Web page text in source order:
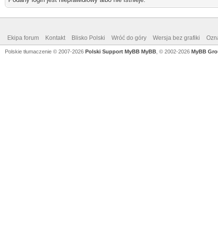
Ekipa forum Kontakt Blisko Polski Wróć do góry Wersja bez grafiki
Polskie tłumaczenie © 2007-2026 Polski Support MyBB MyBB , © 2002-2026 MyBB